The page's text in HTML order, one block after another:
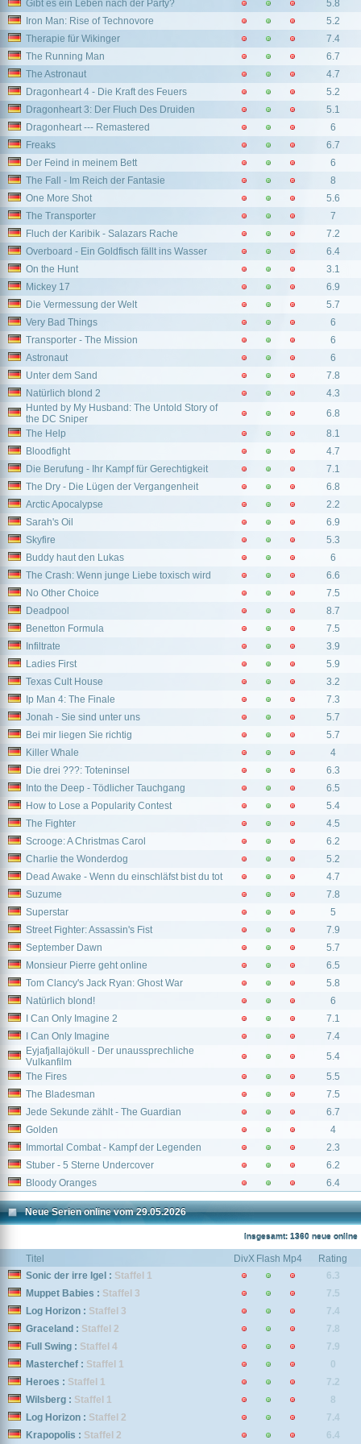
Gibt es ein Leben nach der Party?
5.8
Iron Man: Rise of Technovore
5.2
Therapie für Wikinger
7.4
The Running Man
6.7
The Astronaut
4.7
Dragonheart 4 - Die Kraft des Feuers
5.2
Dragonheart 3: Der Fluch Des Druiden
5.1
Dragonheart --- Remastered
6
Freaks
6.7
Der Feind in meinem Bett
6
The Fall - Im Reich der Fantasie
8
One More Shot
5.6
The Transporter
7
Fluch der Karibik - Salazars Rache
7.2
Overboard - Ein Goldfisch fällt ins Wasser
6.4
On the Hunt
3.1
Mickey 17
6.9
Die Vermessung der Welt
5.7
Very Bad Things
6
Transporter - The Mission
6
Astronaut
6
Unter dem Sand
7.8
Natürlich blond 2
4.3
Hunted by My Husband: The Untold Story of
the DC Sniper
6.8
The Help
8.1
Bloodfight
4.7
Die Berufung - Ihr Kampf für Gerechtigkeit
7.1
The Dry - Die Lügen der Vergangenheit
6.8
Arctic Apocalypse
2.2
Sarah's Oil
6.9
Skyfire
5.3
Buddy haut den Lukas
6
The Crash: Wenn junge Liebe toxisch wird
6.6
No Other Choice
7.5
Deadpool
8.7
Benetton Formula
7.5
Infiltrate
3.9
Ladies First
5.9
Texas Cult House
3.2
Ip Man 4: The Finale
7.3
Jonah - Sie sind unter uns
5.7
Bei mir liegen Sie richtig
5.7
Killer Whale
4
Die drei ???: Toteninsel
6.3
Into the Deep - Tödlicher Tauchgang
6.5
How to Lose a Popularity Contest
5.4
The Fighter
4.5
Scrooge: A Christmas Carol
6.2
Charlie the Wonderdog
5.2
Dead Awake - Wenn du einschläfst bist du tot
4.7
Suzume
7.8
Superstar
5
Street Fighter: Assassin's Fist
7.9
September Dawn
5.7
Monsieur Pierre geht online
6.5
Tom Clancy's Jack Ryan: Ghost War
5.8
Natürlich blond!
6
I Can Only Imagine 2
7.1
I Can Only Imagine
7.4
Eyjafjallajökull - Der unaussprechliche
Vulkanfilm
5.4
The Fires
5.5
The Bladesman
7.5
Jede Sekunde zählt - The Guardian
6.7
Golden
4
Immortal Combat - Kampf der Legenden
2.3
Stuber - 5 Sterne Undercover
6.2
Bloody Oranges
6.4
Neue Serien online vom 29.05.2026
Insgesamt: 1360 neue online
Titel DivX Flash Mp4
Rating
Sonic der irre Igel : Staffel 1
6.3
Muppet Babies : Staffel 3
7.5
Log Horizon : Staffel 3
7.4
Graceland : Staffel 2
7.8
Full Swing : Staffel 4
7.9
Masterchef : Staffel 1
0
Heroes : Staffel 1
7.2
Wilsberg : Staffel 1
8
Log Horizon : Staffel 2
7.4
Krapopolis : Staffel 2 6.4